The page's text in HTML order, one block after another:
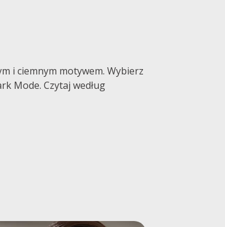
i ciemnym motywem. Wybierz
Mode. Czytaj według